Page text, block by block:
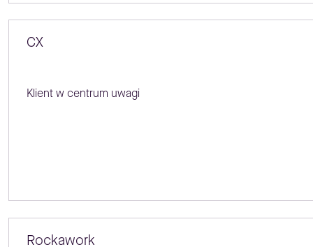
CX
Klient w centrum uwagi
Rockawork